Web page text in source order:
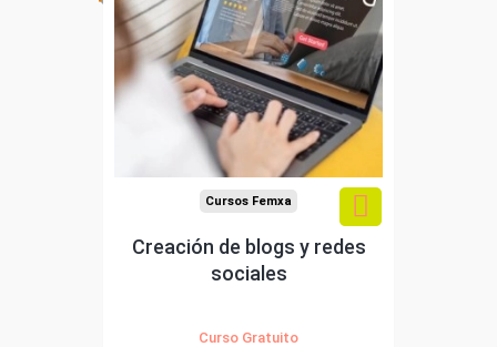
Para trabajadores y
autónomos de Madrid.
Para todos los sectores.
Cursos Femxa
Creación de blogs y redes
sociales
Curso Gratuito